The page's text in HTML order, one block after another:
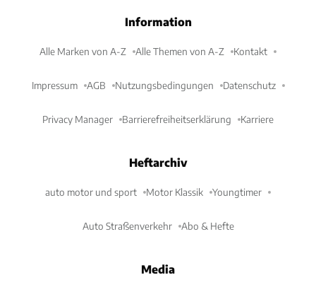
Information
Alle Marken von A-Z Alle Themen von A-Z Kontakt
Impressum AGB Nutzungsbedingungen Datenschutz
Privacy Manager Barrierefreiheitserklärung Karriere
Heftarchiv
auto motor und sport Motor Klassik Youngtimer
Auto Straßenverkehr Abo & Hefte
Media